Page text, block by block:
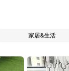
家居&生活